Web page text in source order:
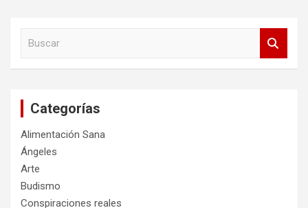
Categorías
Alimentación Sana
Ángeles
Arte
Budismo
Conspiraciones reales